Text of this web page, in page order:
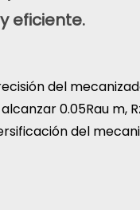
eficiente.
del
0.05Rau m,
del